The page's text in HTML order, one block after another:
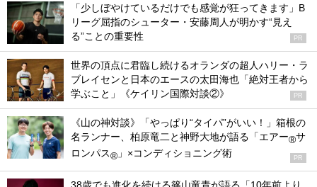
「少しぼやけているだけでも感覚が狂ってきます」B
リーグ屈指のシューター・安藤周人が明かす“見え
る”ことの重要性
PR
世界の頂点に君臨し続けるオランダの超人ハリー・ラ
ブレイセンと日本のエースの太田海也「絶対王者から
学ぶこと」《ケイリン国際対談②》
PR
《山の神対談》「やっぱり“タイパ”がいい！」箱根の
名ランナー、柏原竜二と神野大地が語る「エアー®サ
ロンパス® 」×コンディショニング術 PR